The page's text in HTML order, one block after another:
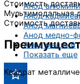
Анод
Анод
Анод
Анод медно-
Анод медный
Показать еще
Квадрат
Стоимость
Мультимодальная
Стоимость